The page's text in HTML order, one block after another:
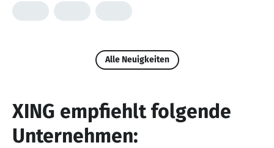
Alle Neuigkeiten
XING empfiehlt folgende
Unternehmen: